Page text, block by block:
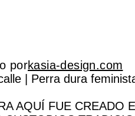
porkasia-design.com
| Perra dura
AQUÍ FUE CREADO